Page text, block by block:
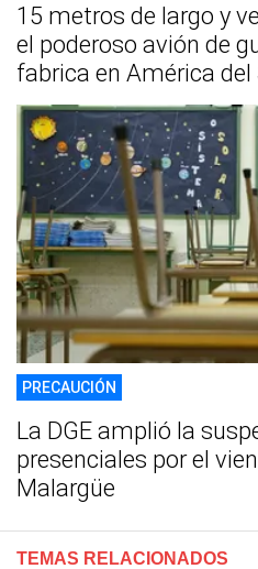
15 metros de largo y
el poderoso avión de
fabrica en América del
PRECAUCIÓN
La DGE amplió la
presenciales por el
Malargüe
TEMAS RELACIONADOS